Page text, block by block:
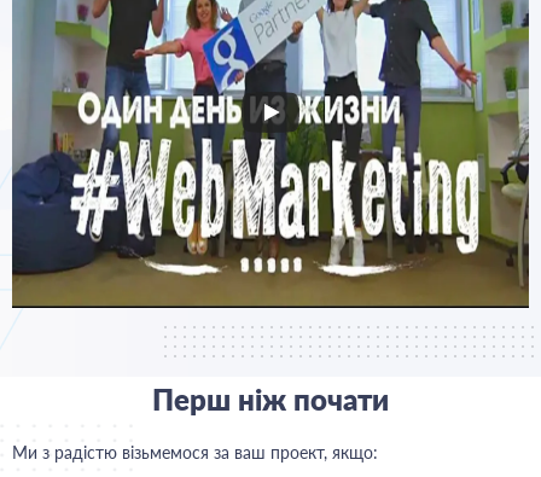
Перш ніж почати
Ми з радістю візьмемося за ваш проект, якщо: